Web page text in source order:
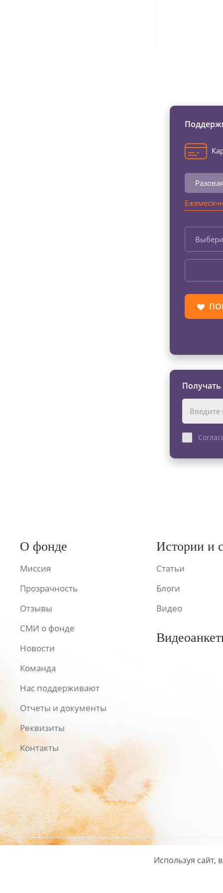
О фонде
Миссия
Прозрачность
Отзывы
СМИ о фонде
Новости
Команда
Нас поддерживают
Отчеты и документы
Реквизиты
Контакты
Истории и
Статьи
Блоги
Видео
Политика
Используя сайт,